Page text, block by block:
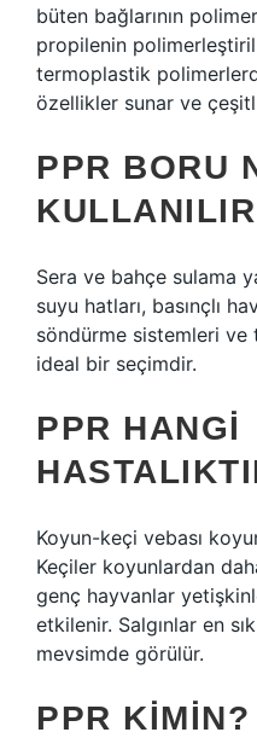
büten bağlarının
propilenin
termoplastik
özellikler sunar ve
PPR BORU
Sera ve bahçe sulama
suyu hatları, basınçlı
söndürme sistemleri ve
ideal bir seçimdir.
PPR HANGI
Koyun-keçi vebası
Keçiler koyunlardan
genç hayvanlar
etkilenir. Salgınlar en
mevsimde görülür.
PPR KIMIN?